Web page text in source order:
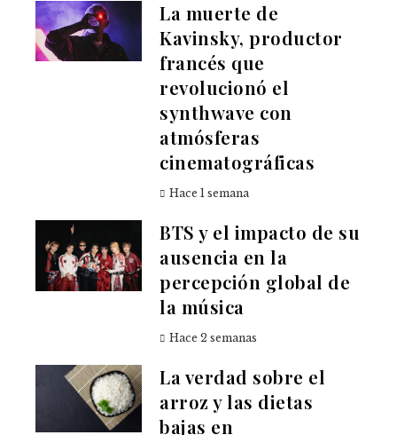
La muerte de
Kavinsky, productor
francés que
revolucionó el
synthwave con
atmósferas
cinematográficas
Hace 1 semana
BTS y el impacto de su
ausencia en la
percepción global de
la música
Hace 2 semanas
La verdad sobre el
arroz y las dietas
bajas en